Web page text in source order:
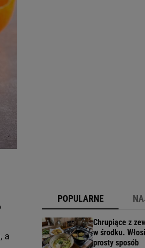
, a
POPULARNE
Chrupiące z
w środku.
prosty sposób